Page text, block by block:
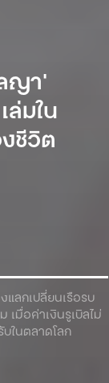
แลกเปลี่ยนเรือรบ
เมื่อค่าเงินรูเบิลไม่
บในตลาดโลก
ญา’
ล่มใน
ชีวิต